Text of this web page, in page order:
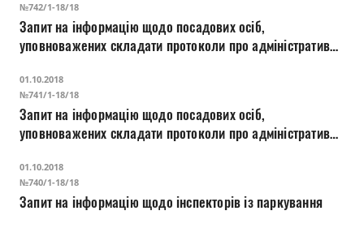
№742/1-18/18
Запит на інформацію щодо посадових осіб,
уповноважених складати протоколи про адміністративні
01.10.2018
№741/1-18/18
Запит на інформацію щодо посадових осіб,
уповноважених складати протоколи про адміністративні
01.10.2018
№740/1-18/18
Запит на інформацію щодо інспекторів із паркування